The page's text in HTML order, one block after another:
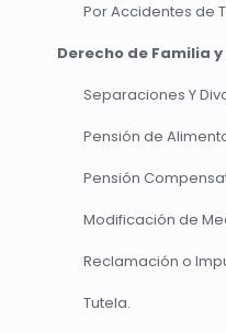
Por Accidentes de
Derecho de Familia
Separaciones Y
Pensión de
Pensión
Modificación de
Reclamación o
Tutela.